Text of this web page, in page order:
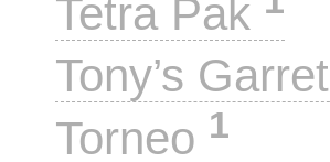
Tetra Pak
Tony’s Garret
Torneo 1